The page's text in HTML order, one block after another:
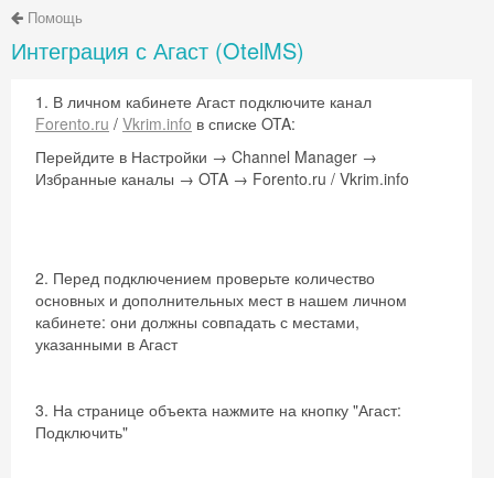
Помощь
Интеграция с Агаст (OtelMS)
1. В личном кабинете Агаст подключите канал
Forento.ru / Vkrim.info в списке OTA:
Перейдите в Настройки → Channel Manager →
Избранные каналы → OTA → Forento.ru / Vkrim.info
2. Перед подключением проверьте количество
основных и дополнительных мест в нашем личном
кабинете: они должны совпадать с местами,
указанными в Агаст
3. На странице объекта нажмите на кнопку "Агаст:
Подключить"